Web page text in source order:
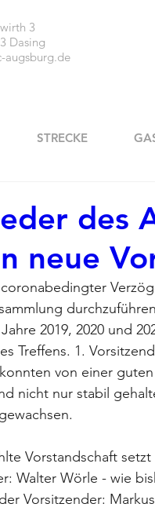
3
Dasing
augsburg.de
STRECKE
des
neue
2019, 2020 und
Treffens. 1.
von einer
nicht nur stabil
Vorstandschaft
Walter Wörle - wie
Vorsitzender: